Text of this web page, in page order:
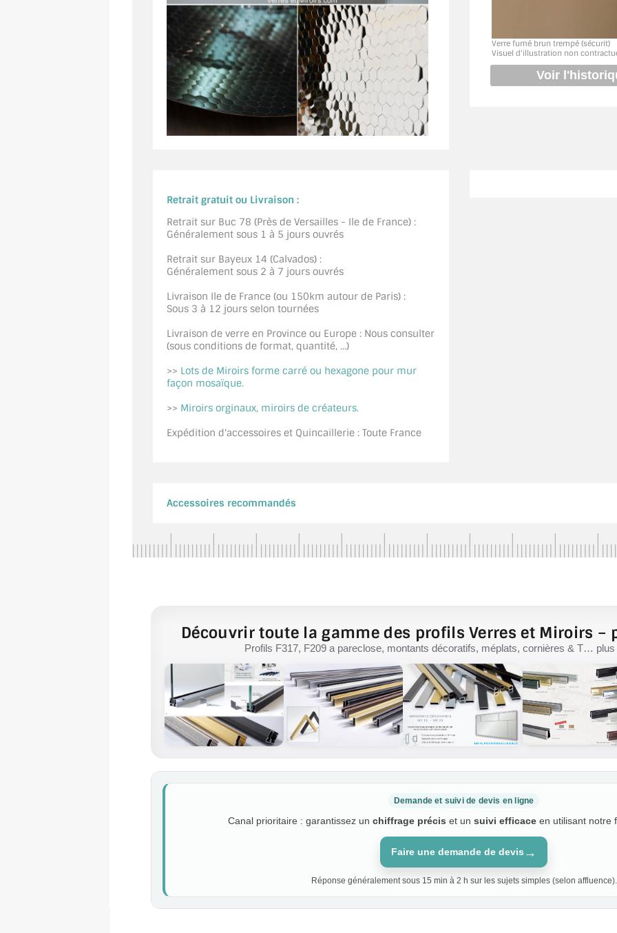
Verre fumé brun trempé (sécurit)
Visuel d'illustration non
Retrait gratuit ou Livraison :
Retrait sur Buc 78 (Près de Versailles - Ile de France) :
Généralement sous 1 à 5 jours ouvrés
Retrait sur Bayeux 14 (Calvados) :
Généralement sous 2 à 7 jours ouvrés
Livraison Ile de France (ou 150km autour de Paris) :
Sous 3 à 12 jours selon tournées
Livraison de verre en Province ou Europe : Nous consulter
(sous conditions de format, quantité, ...)
>> Lots de Miroirs forme carré ou hexagone pour mur
façon mosaïque.
>> Miroirs orginaux, miroirs de créateurs.
Expédition d'accessoires et Quincaillerie : Toute France
Accessoires recommandés
Découvrir toute la gamme des profils Verres et Miroirs
Profils F317, F209 a pareclose, montants décoratifs, méplats, cornières & T… plus
Demande et suivi de devis en ligne
Canal prioritaire : garantissez un chiffrage précis et un suivi efficaceen utilisant notre
Faire une demande de devis →
Réponse généralement sous 15 min à 2 h sur les sujets simples (selon affluence).